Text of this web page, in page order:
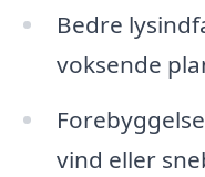
Bedre
voksende
vind eller